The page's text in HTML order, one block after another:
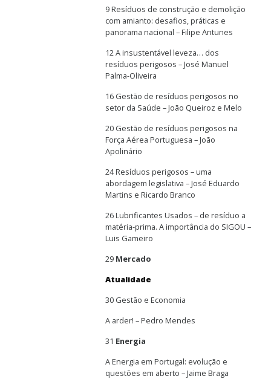
9 Resíduos de construção e demolição
com amianto: desafios, práticas e
panorama nacional – Filipe Antunes
12 A insustentável leveza… dos
resíduos perigosos – José Manuel
Palma-Oliveira
16 Gestão de resíduos perigosos no
setor da Saúde – João Queiroz e Melo
20 Gestão de resíduos perigosos na
Força Aérea Portuguesa – João
Apolinário
24 Resíduos perigosos – uma
abordagem legislativa – José Eduardo
Martins e Ricardo Branco
26 Lubrificantes Usados – de resíduo a
matéria-prima. A importância do SIGOU –
Luis Gameiro
29 Mercado
Atualidade
30 Gestão e Economia
A arder! – Pedro Mendes
31 Energia
A Energia em Portugal: evolução e
questões em aberto – Jaime Braga